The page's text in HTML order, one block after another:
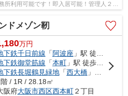
所利用可能です！即入居可能！管理人２４
ドメゾン靭
万円
下鉄千日前線 「 阿波座 」駅 徒歩8分
下鉄御堂筋線 「本町」駅 徒歩13分
下鉄長堀鶴見緑地「西大橋」駅 徒歩12分
/ 1R / 28.18㎡
阪府大阪市西区西本町２丁目